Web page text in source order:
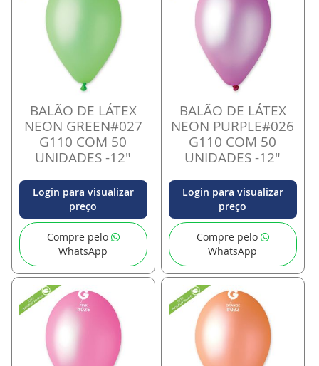
BALÃO DE LÁTEX
NEON GREEN#027
G110 COM 50
UNIDADES -12"
Login para visualizar
preço
Compre pelo
WhatsApp
BALÃO DE LÁTEX
NEON PURPLE#026
G110 COM 50
UNIDADES -12"
Login para visualizar
preço
Compre pelo
WhatsApp